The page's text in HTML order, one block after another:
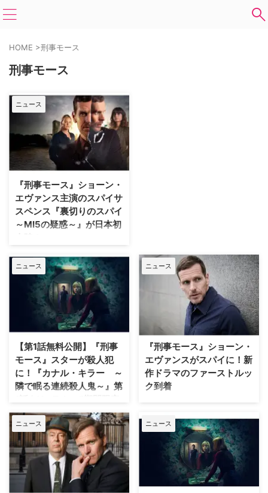
HOME >刑事モース
刑事モース
ニュース
『刑事モース』ショーン・
エヴァンス主演のスパイサ
スペンス『裏切りのスパイ
～MI5の疑惑～』が日本初
上陸！
ド事件簿～』のショーン・エヴァ
ンス主演による緊迫のスパイサス
ペンス『裏切りのスパイ～MI5の
疑惑～』が、WOWOWにて8月16
日（日）に日本初放送・配信決
定！ 『アガサ・クリスティー
WOWOWが近年贈る「英国サス
ペンス」シリーズ（『レッド・ア
イ／陰謀のフライト』『警部ベル
ジュラック～豪邸に潜む闇～』）
の新作となる本作は、『刑事モー
のショーンが主演・製作総指揮を
務め、5年越しの構想で実現した
本格サスペンス。仕事も私生活も
…
ニュース
【第1話無料公開】『刑事
モース』スターが殺人犯
に！『カナル・キラー ～
隣で眠る連続殺人鬼～』第
1話をYouTubeで期間限定
無料公開
Amazon Prime Video「シネフィ
ルWOWOWプラス」公式
YouTubeでは、一度は観ておきた
い名画、人気のミステリードラ
マ、名作アニメなどを続々無料公
開！ 今回は、実話をもとに描い
ニュース
『刑事モース』ショーン・
エヴァンスがスパイに！新
作ドラマのファーストルッ
ク到着
『刑事モース ～オックスフォー
ー・モース役で知られるショー
ン・エヴァンスがスパイドラマに
主演することは、当サイトでお伝
えした通り。そのファーストルッ
クが届いた。英Radio Timesが報
じている。 自身の結婚と国の危
ニュース ニュース